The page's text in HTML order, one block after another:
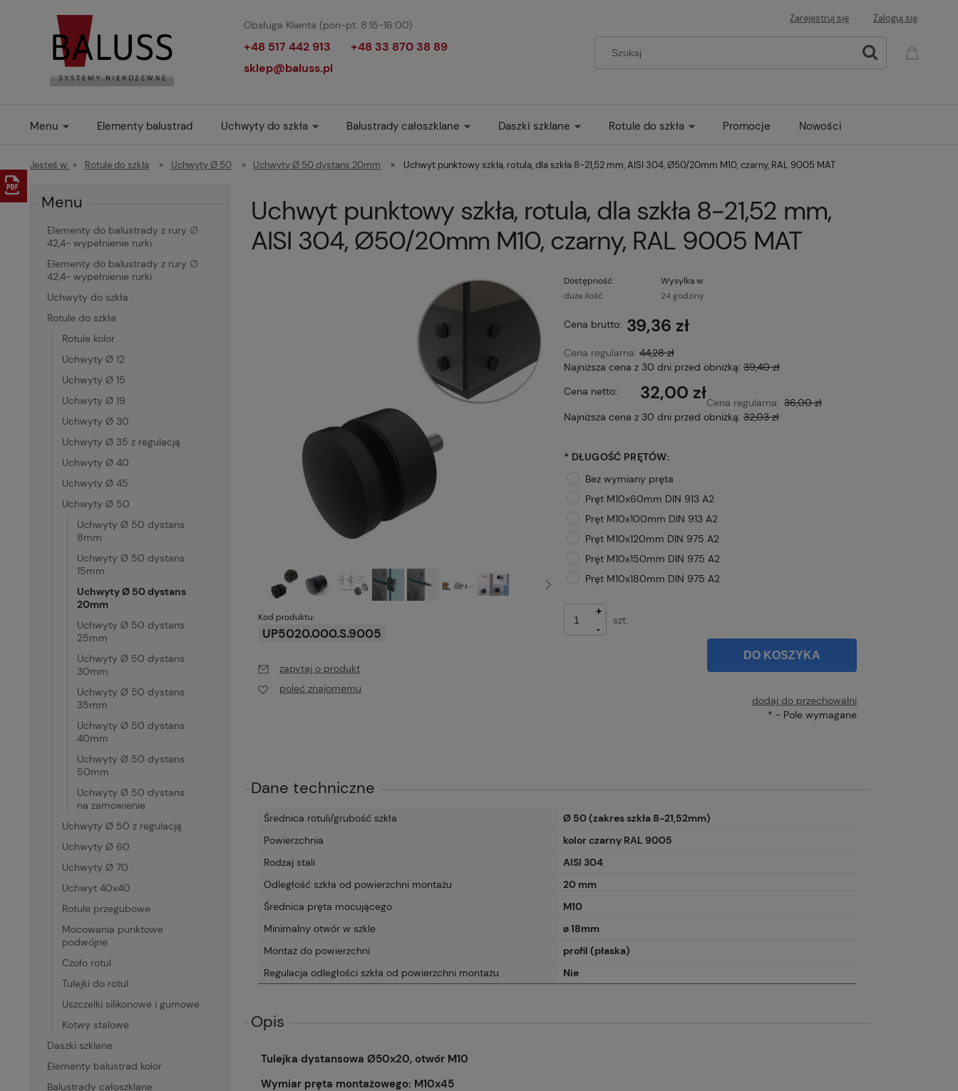
Zarejestruj się Zaloguj się
Obsługa Klienta (pon-pt. 8:15-16:00)
+48 517 442 913
+48 33 870 38 89
sklep@baluss.pl
Menu Elementy balustrad Uchwyty do szkła Balustrady całoszklane Daszki szklane Rotule do szkła Promocje Nowości
Jesteś w: » Rotule do szkła » Uchwyty Ø 50 » Uchwyty Ø 50 dystans 20mm » Uchwyt punktowy szkła, rotula, dla szkła 8-21,52 mm, AISI 304, Ø50/20mm M10, czarny, RAL 9005 MAT
Menu
Elementy do balustrady z rury ∅
42,4- wypełnienie rurki
Elementy do balustrady z rury ∅
42,4- wypełnienie rurki
Uchwyty do szkła
Rotule do szkła
Rotule kolor
Uchwyty Ø 12
Uchwyty Ø 15
Uchwyty Ø 19
Uchwyty Ø 30
Uchwyty Ø 35 z regulacją
Uchwyty Ø 40
Uchwyty Ø 45
Uchwyty Ø 50
Uchwyty Ø 50 dystans
8mm
Uchwyty Ø 50 dystans
15mm
Uchwyty Ø 50 dystans
20mm
Uchwyty Ø 50 dystans
25mm
Uchwyty Ø 50 dystans
30mm
Uchwyty Ø 50 dystans
35mm
Uchwyty Ø 50 dystans
40mm
Uchwyty Ø 50 dystans
50mm
Uchwyty Ø 50 dystans
na zamowienie
Uchwyty Ø 50 z regulacją
Uchwyty Ø 60
Uchwyty Ø 70
Uchwyt 40x40
Rotule przegubowe
Mocowania punktowe
podwójne
Czoło rotul
Tulejki do rotul
Uszczelki silikonowe i gumowe
Kotwy stalowe
Daszki szklane
Elementy balustrad kolor
Balustrady całoszklane
Uchwyt punktowy szkła, rotula, dla szkła 8-21,52 mm,
AISI 304, Ø50/20mm M10, czarny, RAL 9005 MAT
Kod produktu:
UP5020.000.S.9005
zapytaj o produkt
poleć znajomemu
Dostępność:
duża ilość
Wysyłka w:
24 godziny
Cena brutto: 39,36 zł
Cena regularna: 44,28 zł
Najniższa cena z 30 dni przed obniżką: 39,40 zł
Cena netto:
32,00 złCena regularna: 36,00 zł
Najniższa cena z 30 dni przed obniżką: 32,03 zł
* DŁUGOŚĆ PRĘTÓW:
Bez wymiany pręta
Pręt M10x60mm DIN 913 A2
Pręt M10x100mm DIN 913 A2
Pręt M10x120mm DIN 975 A2
Pręt M10x150mm DIN 975 A2
Pręt M10x180mm DIN 975 A2
-
+
szt.
DO KOSZYKA
dodaj do przechowalni
* - Pole wymagane
Dane techniczne
Średnica rotuli/grubość szkła
Ø 50 (zakres szkła 8-21,52mm)
Powierzchnia
kolor czarny RAL 9005
Rodzaj stali
AISI 304
Odległość szkła od powierzchni montażu
20 mm
Średnica pręta mocującego
M10
Minimalny otwór w szkle
ø 18mm
Montaż do powierzchni
profil (płaska)
Regulacja odległości szkła od powierzchni montażu
Nie
Opis
Tulejka dystansowa Ø50x20, otwór M10
Wymiar pręta montażowego: M10x45